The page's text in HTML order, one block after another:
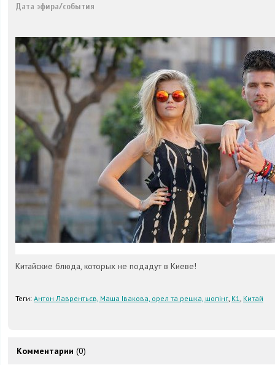
Дата эфира/события
Китайские блюда, которых не подадут в Киеве!
Теги: Антон Лаврентьєв, Маша Івакова, орел та решка, шопінг, К1, Китай
Комментарии (0)